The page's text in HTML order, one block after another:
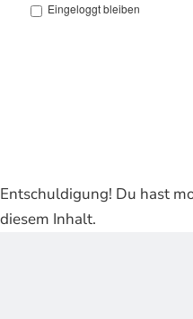
Eingeloggt bleiben
Entschuldigung! Du hast
diesem Inhalt.